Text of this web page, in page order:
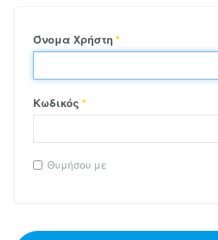
Όνομα Χρήστη*
Κωδικός *
Θυμήσου με